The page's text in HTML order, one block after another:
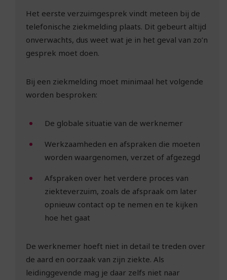
Het eerste verzuimgesprek vindt meteen bij de
telefonische ziekmelding plaats. Dit gebeurt altijd
onverwachts, dus weet wat je in het geval van zo’n
gesprek moet doen.
Bij een ziekmelding moet minimaal het volgende
worden besproken:
De globale situatie van de werknemer
Werkzaamheden en afspraken die moeten
worden waargenomen, verzet of afgezegd
Afspraken over het verdere proces van
ziekteverzuim, zoals de afspraak om later
opnieuw contact op te nemen en te kijken
hoe het gaat
De werknemer hoeft niet in detail te treden over
de aard en oorzaak van zijn ziekte. Als
leidinggevende mag je daar zelfs niet naar